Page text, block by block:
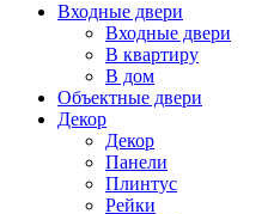
Входные двери
Входные двери
В квартиру
В дом
Объектные двери
Декор
Декор
Панели
Плинтус
Рейки